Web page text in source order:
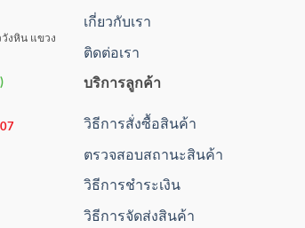
งหิน แขวง
เกี่ยวกับเรา
ติดต่อเรา
บริการลูกค้า
วิธีการสั่งซื้อสินค้า
ตรวจสอบสถานะสินค้า
วิธีการชำระเงิน
วิธีการจัดส่งสินค้า